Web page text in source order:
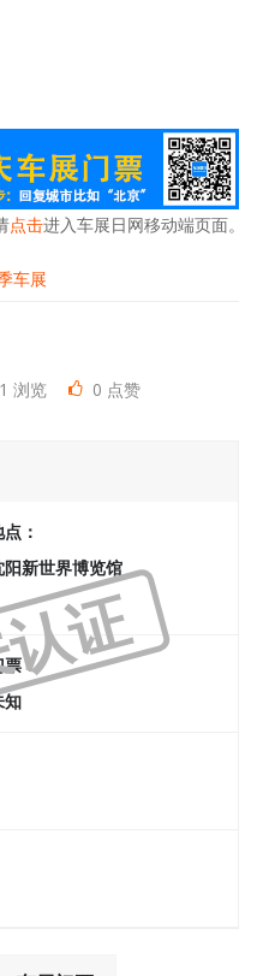
点击进入车展日网移动端页面。
车展
浏览
0 点赞
证
：
阳新世界博览馆
票：
知